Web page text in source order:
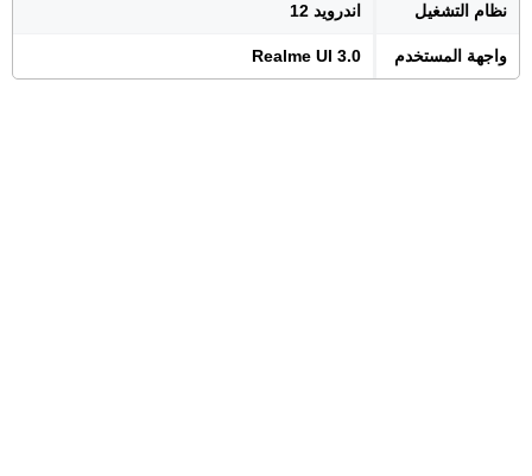
نظام التشغيل اندرويد 12
واجهة المستخدم Realme UI 3.0